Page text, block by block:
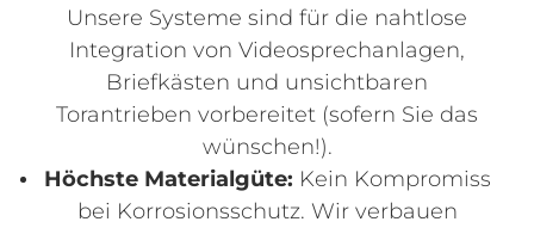
Unsere Systeme sind für die nahtlose
Integration von Videosprechanlagen,
Briefkästen und unsichtbaren
Torantrieben vorbereitet (sofern Sie das
wünschen!).
Höchste Materialgüte: Kein Kompromiss
bei Korrosionsschutz. Wir verbauen